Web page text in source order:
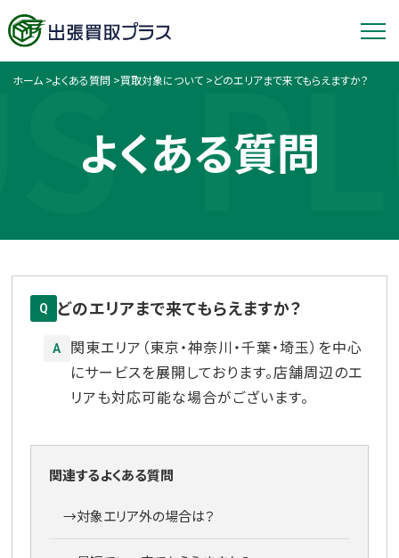
ホーム >よくある質問 >買取対象について >どのエリアまで来てもらえますか？
よくある質問
Q どのエリアまで来てもらえますか？
A
関東エリア（東京・神奈川・千葉・埼玉）を中心
にサービスを展開しております。店舗周辺のエ
リアも対応可能な場合がございます。
関連するよくある質問
→対象エリア外の場合は？